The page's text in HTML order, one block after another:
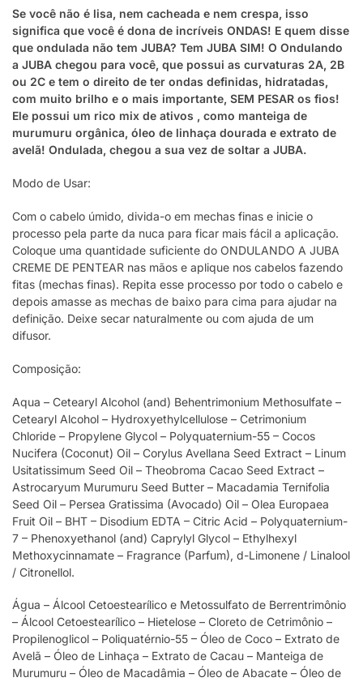
Se você não é lisa, nem cacheada e nem crespa, isso
significa que você é dona de incríveis ONDAS! E quem disse
que ondulada não tem JUBA? Tem JUBA SIM! O Ondulando
a JUBA chegou para você, que possui as curvaturas 2A, 2B
ou 2C e tem o direito de ter ondas definidas, hidratadas,
com muito brilho e o mais importante, SEM PESAR os fios!
Ele possui um rico mix de ativos , como manteiga de
murumuru orgânica, óleo de linhaça dourada e extrato de
avelã! Ondulada, chegou a sua vez de soltar a JUBA.
Modo de Usar:
Com o cabelo úmido, divida-o em mechas finas e inicie o
processo pela parte da nuca para ficar mais fácil a aplicação.
Coloque uma quantidade suficiente do ONDULANDO A JUBA
CREME DE PENTEAR nas mãos e aplique nos cabelos fazendo
fitas (mechas finas). Repita esse processo por todo o cabelo e
depois amasse as mechas de baixo para cima para ajudar na
definição. Deixe secar naturalmente ou com ajuda de um
difusor.
Composição:
Aqua – Cetearyl Alcohol (and) Behentrimonium Methosulfate –
Cetearyl Alcohol – Hydroxyethylcellulose – Cetrimonium
Chloride – Propylene Glycol – Polyquaternium-55 – Cocos
Nucifera (Coconut) Oil – Corylus Avellana Seed Extract – Linum
Usitatissimum Seed Oil – Theobroma Cacao Seed Extract –
Astrocaryum Murumuru Seed Butter – Macadamia Ternifolia
Seed Oil – Persea Gratissima (Avocado) Oil – Olea Europaea
Fruit Oil – BHT – Disodium EDTA – Citric Acid – Polyquaternium-
7 – Phenoxyethanol (and) Caprylyl Glycol – Ethylhexyl
Methoxycinnamate – Fragrance (Parfum), d-Limonene / Linalool
/ Citronellol.
Água – Álcool Cetoestearílico e Metossulfato de Berrentrimônio
– Álcool Cetoestearílico – Hietelose – Cloreto de Cetrimônio –
Propilenoglicol – Poliquatérnio-55 – Óleo de Coco – Extrato de
Avelã – Óleo de Linhaça – Extrato de Cacau – Manteiga de
Murumuru – Óleo de Macadâmia – Óleo de Abacate – Óleo de